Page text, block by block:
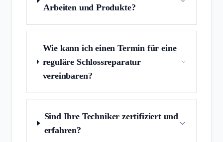
Arbeiten und Produkte?
Wie kann ich einen Termin für eine
reguläre Schlossreparatur
vereinbaren?
Sind Ihre Techniker zertifiziert und
erfahren?